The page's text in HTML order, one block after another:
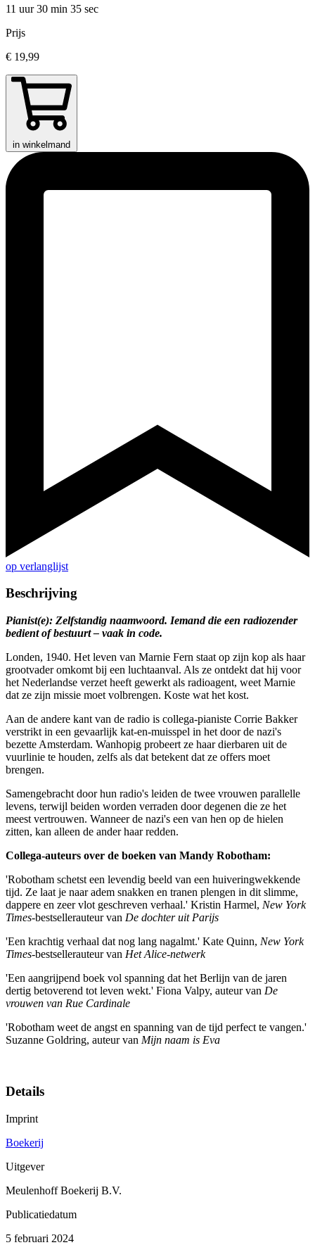
11 uur 30 min 35 sec
Prijs
€ 19,99
in winkelmand
op verlanglijst
Beschrijving
Pianist(e): Zelfstandig naamwoord. Iemand die een radiozender
bedient of bestuurt – vaak in code.
Londen, 1940. Het leven van Marnie Fern staat op zijn kop als haar
grootvader omkomt bij een luchtaanval. Als ze ontdekt dat hij voor
het Nederlandse verzet heeft gewerkt als radioagent, weet Marnie
dat ze zijn missie moet volbrengen. Koste wat het kost.
Aan de andere kant van de radio is collega-pianiste Corrie Bakker
verstrikt in een gevaarlijk kat-en-muisspel in het door de nazi's
bezette Amsterdam. Wanhopig probeert ze haar dierbaren uit de
vuurlinie te houden, zelfs als dat betekent dat ze offers moet
brengen.
Samengebracht door hun radio's leiden de twee vrouwen parallelle
levens, terwijl beiden worden verraden door degenen die ze het
meest vertrouwen. Wanneer de nazi's een van hen op de hielen
zitten, kan alleen de ander haar redden.
Collega-auteurs over de boeken van Mandy Robotham:
'Robotham schetst een levendig beeld van een huiveringwekkende
tijd. Ze laat je naar adem snakken en tranen plengen in dit slimme,
dappere en zeer vlot geschreven verhaal.' Kristin Harmel, New York
Times-bestsellerauteur van De dochter uit Parijs
'Een krachtig verhaal dat nog lang nagalmt.' Kate Quinn, New York
Times-bestsellerauteur van Het Alice-netwerk
'Een aangrijpend boek vol spanning dat het Berlijn van de jaren
dertig betoverend tot leven wekt.' Fiona Valpy, auteur van De
vrouwen van Rue Cardinale
'Robotham weet de angst en spanning van de tijd perfect te vangen.'
Suzanne Goldring, auteur van Mijn naam is Eva
Details
Imprint
Boekerij
Uitgever
Meulenhoff Boekerij B.V.
Publicatiedatum
5 februari 2024